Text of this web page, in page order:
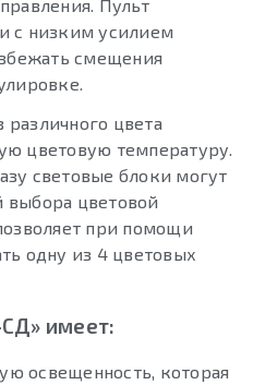
Пульт
с низким усилием
смещения
цвета
цветовую температуру.
световые блоки могут
цветовой
при помощи
одну из 4 цветовых
имеет:
освещенность, которая